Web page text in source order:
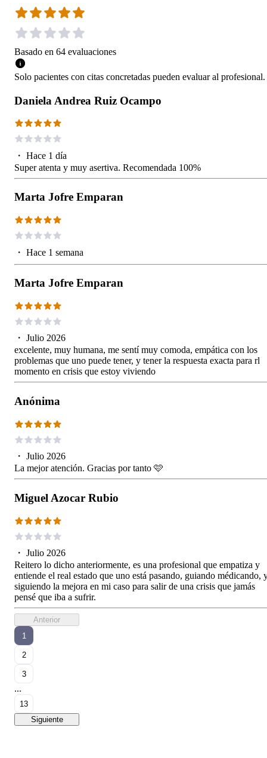
Basado en 64 evaluaciones
Solo pacientes con citas concretadas pueden evaluar al profesional.
Daniela Andrea Ruiz Ocampo
・ Hace 1 día
Super atenta y muy asertiva. Recomendada 100%
Marta Jofre Emparan
・ Hace 1 semana
Marta Jofre Emparan
・ Julio 2026
excelente, muy humana, me sentí muy comoda, empática con los
problemas que uno puede tener, y tener la respuesta exacta para rl
momento en crisis que estoy viviendo
Anónima
・ Julio 2026
La mejor atención. Gracias por tanto 🩷
Miguel Azocar Rubio
・ Julio 2026
Reitero lo dicho anteriormente, es una profesional que empatiza y
entiende el real estado que uno está pasando, guiando médicando,
siguiendo la mejora en mi caso para salir de una crisis que jamás
pensé que iba a sufrir.
Anterior
1
2
3
...
13
Siguiente